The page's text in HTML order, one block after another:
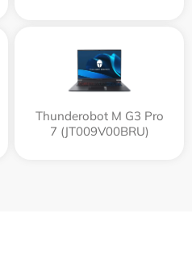
Thunderobot M G3 Pro
7 (JT009V00BRU)